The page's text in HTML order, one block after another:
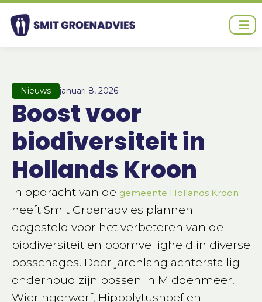
Ga
naar
inhoud
Nieuws januari 8, 2026
Boost voor
biodiversiteit in
Hollands Kroon
In opdracht van de gemeente Hollands Kroon
heeft Smit Groenadvies plannen
opgesteld voor het verbeteren van de
biodiversiteit en boomveiligheid in diverse
bosschages. Door jarenlang achterstallig
onderhoud zijn bossen in Middenmeer,
Wieringerwerf, Hippolytushoef en